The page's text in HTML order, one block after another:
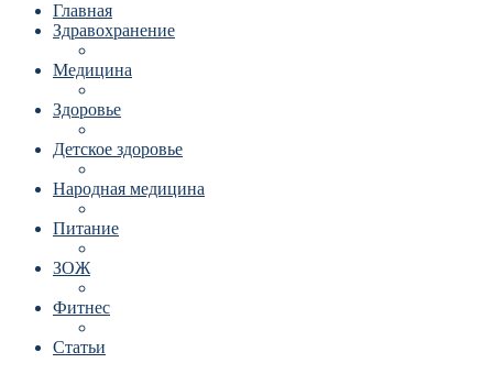
Главная
Здравохранение
Медицина
Здоровье
Детское здоровье
Народная медицина
Питание
ЗОЖ
Фитнес
Статьи